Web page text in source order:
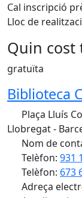
Cal inscripció
Lloc de
Quin cost
gratuïta
Biblioteca
Plaça Lluís
Llobregat -
Nom de
Telèfon: 931
Telèfon: 673
Adreça